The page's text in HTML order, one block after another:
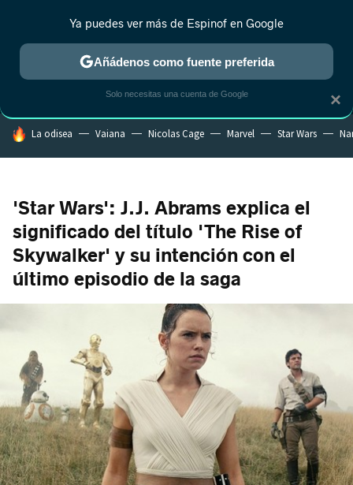
MENÚ NUEVO
ESTRENOS REALITY ANIME RANKINGS CINE
HOY SE HABLA DE
La odisea Vaiana Nicolas Cage Marvel Star Wars
'Star Wars': J.J. Abrams explica el
significado del título 'The Rise of
Skywalker' y su intención con el
último episodio de la saga
×
Ya puedes ver más de Espinof en Google
Añádenos como fuente preferida
Solo necesitas una cuenta de Google